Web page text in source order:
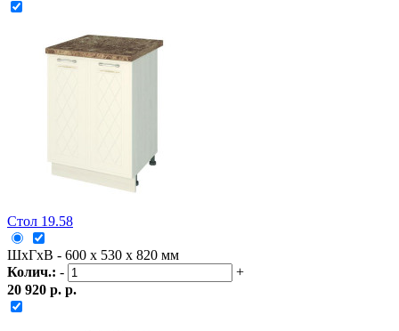
Стол 19.58
ШxГxВ - 600 x 530 x 820 мм
Колич.: -
+
20 920 р. р.